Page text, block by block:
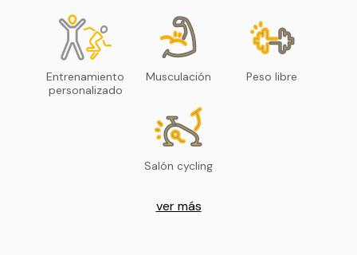
Entrenamiento
personalizado
Musculación Peso libre
Salón cycling
ver más